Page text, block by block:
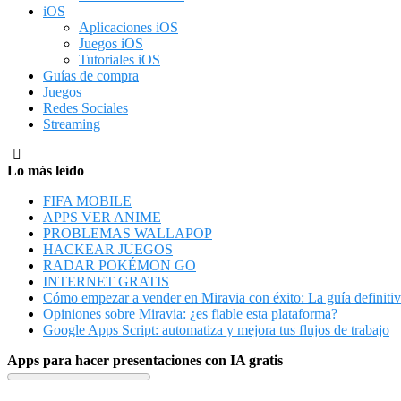
iOS
Aplicaciones iOS
Juegos iOS
Tutoriales iOS
Guías de compra
Juegos
Redes Sociales
Streaming
Lo más leído
FIFA MOBILE
APPS VER ANIME
PROBLEMAS WALLAPOP
HACKEAR JUEGOS
RADAR POKÉMON GO
INTERNET GRATIS
Cómo empezar a vender en Miravia con éxito: La guía
Opiniones sobre Miravia: ¿es fiable esta plataforma?
Google Apps Script: automatiza y mejora tus flujos de trabajo
Apps para hacer presentaciones con IA gratis